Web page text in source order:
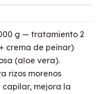
g — tratamiento 2
crema de peinar)
(aloe vera).
rizos morenos
mejora la